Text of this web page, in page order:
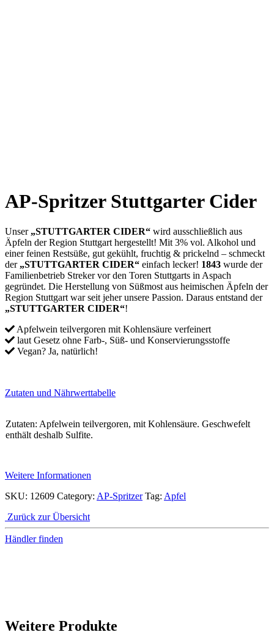
AP-Spritzer Stuttgarter Cider
Unser „STUTTGARTER CIDER“ wird ausschließlich aus
Äpfeln der Region Stuttgart hergestellt! Mit 3% vol. Alkohol und
einer feinen Restsüße, gut gekühlt, fruchtig & prickelnd – schmeckt
der „STUTTGARTER CIDER“ einfach lecker! 1843 wurde der
Familienbetrieb Streker vor den Toren Stuttgarts in Aspach
gegründet. Die Herstellung von Süßmost aus heimischen Äpfeln der
Region Stuttgart war seit jeher unsere Passion. Daraus entstand der
„STUTTGARTER CIDER“!
Apfelwein teilvergoren mit Kohlensäure verfeinert
laut Gesetz ohne Farb-, Süß- und Konservierungsstoffe
Vegan? Ja, natürlich!
Zutaten und Nährwerttabelle
Zutaten: Apfelwein teilvergoren, mit Kohlensäure. Geschwefelt
enthält deshalb Sulfite.
Weitere Informationen
SKU: 12609 Category: AP-Spritzer Tag: Apfel
Zurück zur Übersicht
Händler finden
Weitere Produkte